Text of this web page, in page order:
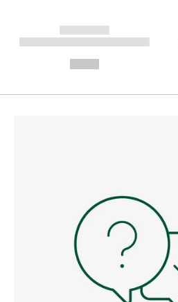
------------
----------- ----------- --------